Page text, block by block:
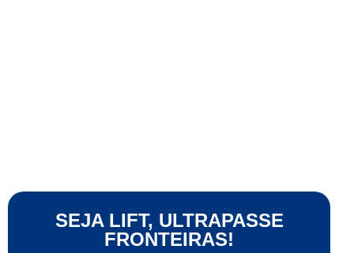
SEJA LIFT, ULTRAPASSE
FRONTEIRAS!